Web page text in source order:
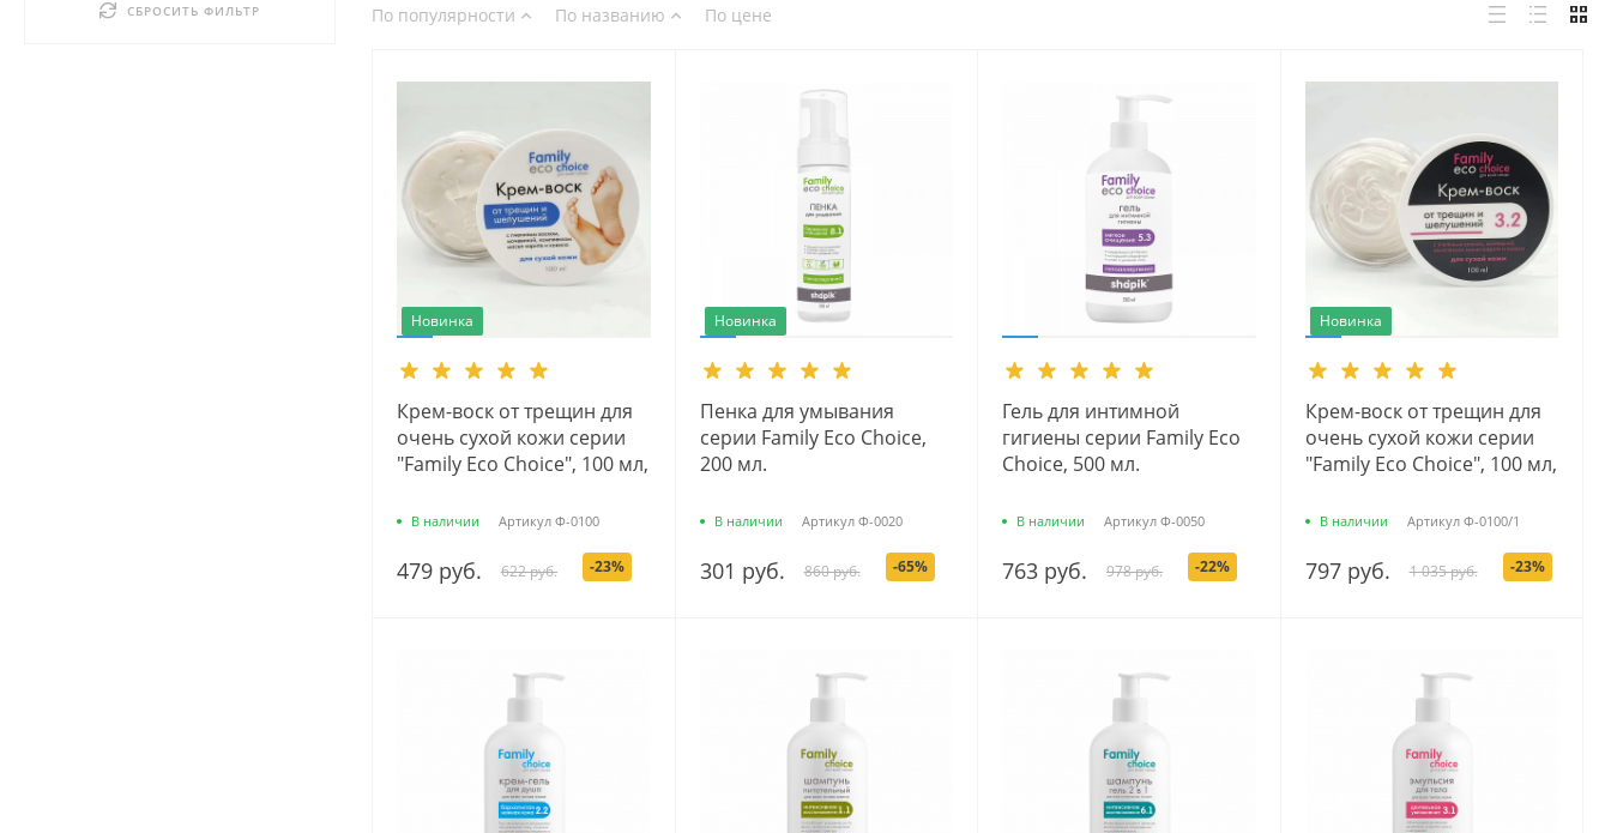
СБРОСИТЬ ФИЛЬТР По популярности По названию По цене
Новинка
Крем-воск от трещин для
очень сухой кожи серии
"Family Eco Choice", 100 мл,
В наличии Артикул Ф-0100
479 руб. 622 руб. -23%
Новинка
Пенка для умывания
серии Family Есо Сhoice,
200 мл.
В наличии Артикул Ф-0020
301 руб. 860 руб. -65%
Гель для интимной
гигиены серии Family Есо
Сhoice, 500 мл.
В наличии Артикул Ф-0050
763 руб. 978 руб. -22%
Новинка
Крем-воск от трещин для
очень сухой кожи серии
"Family Eco Choice", 100 мл,
В наличии Артикул Ф-0100/1
797 руб. 1 035 руб. -23%